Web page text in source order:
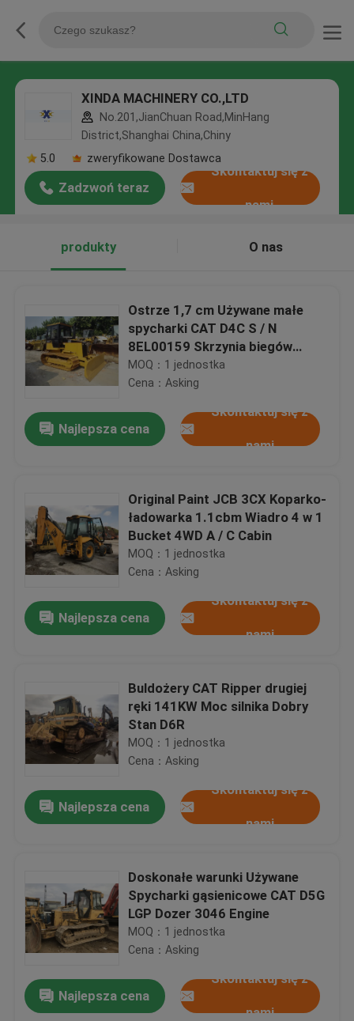
XINDA MACHINERY CO.,LTD
No.201,JianChuan Road,MinHang
District,Shanghai China,Chiny
5.0
zweryfikowane Dostawca
Zadzwoń teraz
Skontaktuj się z
nami
produkty O nas
Ostrze 1,7 cm Używane małe
spycharki CAT D4C S / N
8EL00159 Skrzynia biegów
Powershift
MOQ：1 jednostka
Cena：Asking
Najlepsza cena
Skontaktuj się z
nami
Original Paint JCB 3CX Koparko-
ładowarka 1.1cbm Wiadro 4 w 1
Bucket 4WD A / C Cabin
MOQ：1 jednostka
Cena：Asking
Najlepsza cena
Skontaktuj się z
nami
Buldożery CAT Ripper drugiej
ręki 141KW Moc silnika Dobry
Stan D6R
MOQ：1 jednostka
Cena：Asking
Najlepsza cena
Skontaktuj się z
nami
Doskonałe warunki Używane
Spycharki gąsienicowe CAT D5G
LGP Dozer 3046 Engine
MOQ：1 jednostka
Cena：Asking
Najlepsza cena
Skontaktuj się z
nami